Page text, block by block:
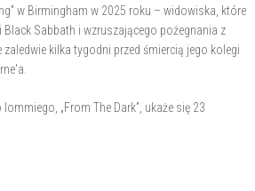
w Birmingham w 2025 roku – widowiska, które
Sabbath i wzruszającego pożegnania z
kilka tygodni przed śmiercią jego kolegi
„From The Dark”, ukaże się 23